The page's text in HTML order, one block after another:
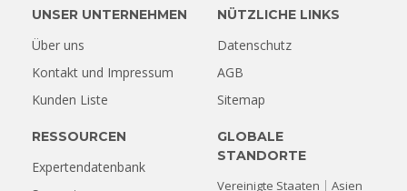
UNSER UNTERNEHMEN
Über uns
Kontakt und Impressum
Kunden Liste
NÜTZLICHE LINKS
Datenschutz
AGB
Sitemap
RESSOURCEN
Expertendatenbank
GLOBALE
STANDORTE
Vereinigte Staaten
Asien